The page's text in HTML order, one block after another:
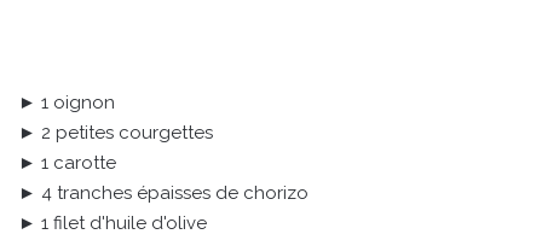
► 1 oignon
► 2 petites courgettes
► 1 carotte
► 4 tranches épaisses de chorizo
► 1 filet d'huile d'olive